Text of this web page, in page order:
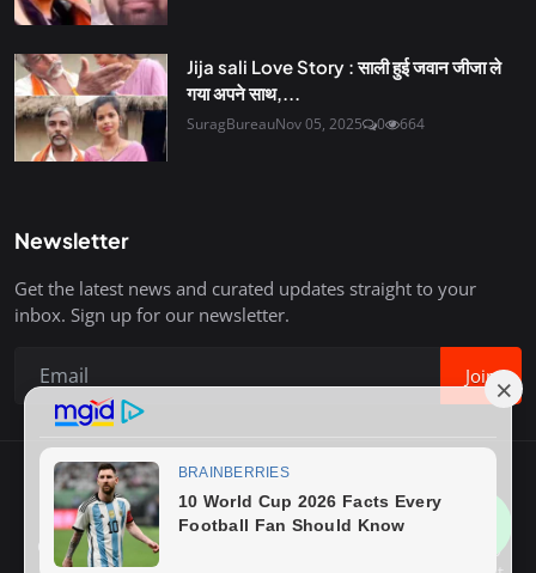
Jija sali Love Story : साली हुई जवान जीजा ले
गया अपने साथ,...
SuragBureauNov 05, 2025 0 664
Newsletter
Get the latest news and curated updates straight to your
inbox. Sign up for our newsletter.
Join
Copyright © 2020-26 Surag Bureau. All Rights Reserved.
Contact
Terms & Conditions
Privacy Policy